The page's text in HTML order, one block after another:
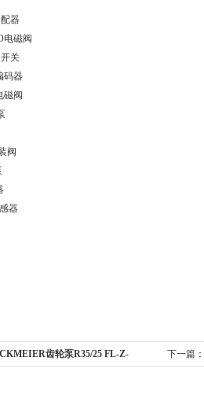
器
电磁阀
关
码器
磁阀
阀
器
齿轮泵R35/25 FL-Z- 下一篇：